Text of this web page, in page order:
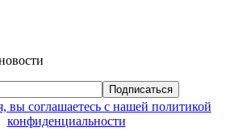
вы соглашаетесь с нашей политикой
конфиденциальности